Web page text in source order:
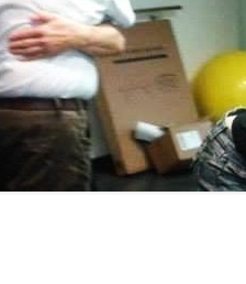
TERAPIA
SOMOS TU
HORARIOS Y